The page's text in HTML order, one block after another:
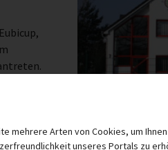
mehrere Arten von Cookies, um
unseres Portals zu